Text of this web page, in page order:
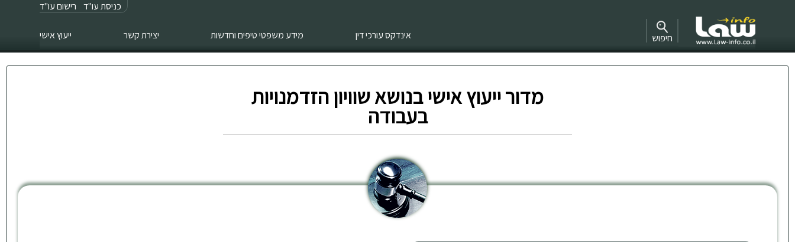
כניסת עו"ד רישום עו"ד
אינדקס עורכי דין מידע משפטי טיפים וחדשות יצירת קשר ייעוץ אישי חיפוש
מדור ייעוץ אישי בנושא שוויון הזדמנויות
בעבודה